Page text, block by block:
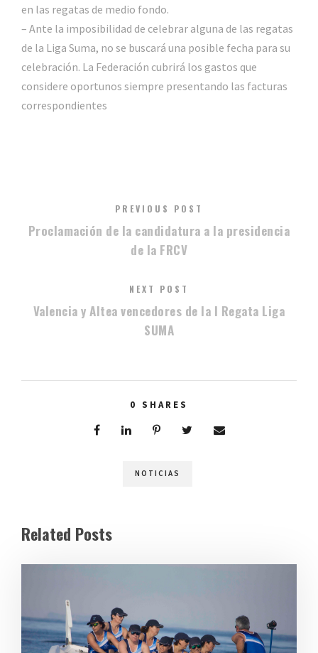
en las regatas de medio fondo.
– Ante la imposibilidad de celebrar alguna de las regatas
de la Liga Suma, no se buscará una posible fecha para su
celebración. La Federación cubrirá los gastos que
considere oportunos siempre presentando las facturas
correspondientes
PREVIOUS POST
Proclamación de la candidatura a la presidencia
de la FRCV
NEXT POST
Valencia y Altea vencedores de la I Regata Liga
SUMA
0 SHARES
NOTICIAS
Related Posts